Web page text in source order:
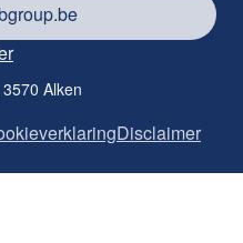
Alken
Disclaimer